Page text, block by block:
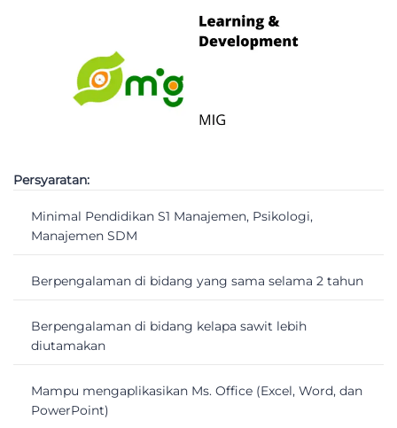
Persyaratan:
Minimal Pendidikan S1 Manajemen, Psikologi,
Manajemen SDM
Berpengalaman di bidang yang sama selama 2 tahun
Berpengalaman di bidang kelapa sawit lebih
diutamakan
Mampu mengaplikasikan Ms. Office (Excel, Word, dan
PowerPoint)